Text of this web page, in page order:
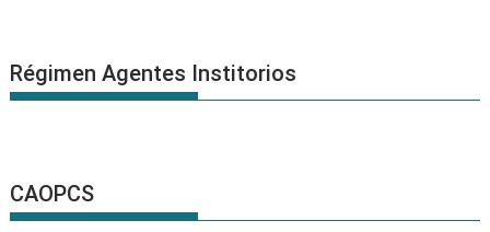
Régimen Agentes Institorios
CAOPCS